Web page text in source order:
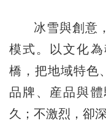
冰雪與創意
模式。以文化
橋，把地域特色
品牌、産品與
久；不激烈，卻